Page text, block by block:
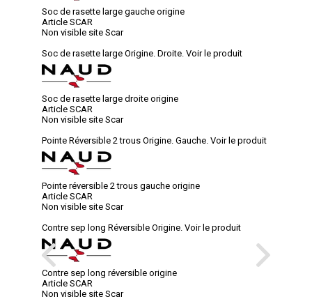
Soc de rasette large gauche origine
Article SCAR
Non visible site Scar
Soc de rasette large Origine. Droite. Voir le produit
Soc de rasette large droite origine
Article SCAR
Non visible site Scar
Pointe Réversible 2 trous Origine. Gauche. Voir le produit
Pointe réversible 2 trous gauche origine
Article SCAR
Non visible site Scar
Contre sep long Réversible Origine. Voir le produit
Contre sep long réversible origine
Article SCAR
Non visible site Scar